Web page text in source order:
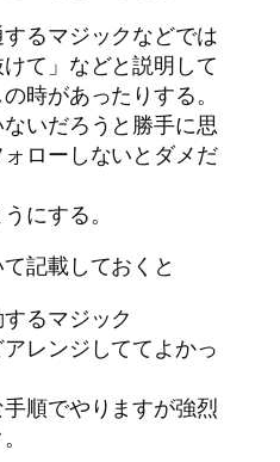
るマジックなどでは
て」などと説明して
時があったりする。
いだろうと勝手に思
ローしないとダメだ
にする。
記載しておくと
るマジック
レンジしててよかっ
順でやりますが強烈